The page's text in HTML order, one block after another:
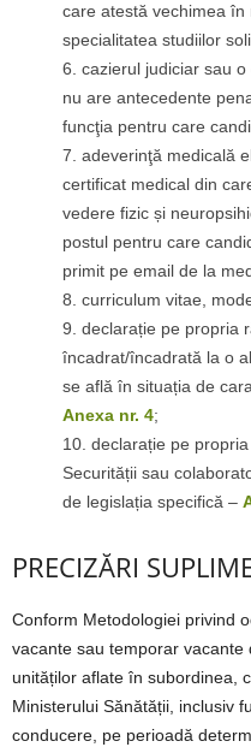
care atestă vechimea
specialitatea studiilor
cazierul judiciar sau
nu are antecedente
funcţia pentru care
adeverinţă medicală
certificat medical din
vedere fizic și
postul pentru care
primit pe email de la
curriculum vitae,
declarație pe propria
încadrat/încadrată la o
se află în situația de
Anexa nr. 4;
declarație pe
Securității sau
de legislația specifică –
PRECIZĂRI
Conform Metodologiei privind
vacante sau temporar
unităților aflate în subordinea,
Ministerului Sănătății, inclusiv
conducere, pe perioadă